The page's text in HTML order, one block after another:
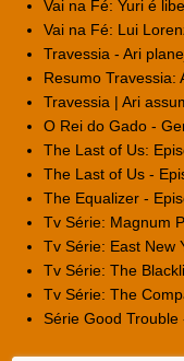
Vai na Fé: Yuri é
Vai na Fé: Lui
Travessia - Ari
Resumo Travessia:
Travessia | Ari
O Rei do Gado -
The Last of Us:
The Last of Us -
The Equalizer -
Tv Série: Magnum
Tv Série: East New
Tv Série: The
Tv Série: The
Série Good Trouble